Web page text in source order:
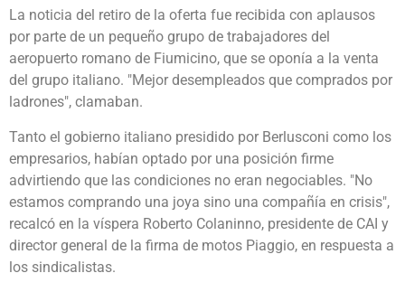
La noticia del retiro de la oferta fue recibida con aplausos
por parte de un pequeño grupo de trabajadores del
aeropuerto romano de Fiumicino, que se oponía a la venta
del grupo italiano. "Mejor desempleados que comprados por
ladrones", clamaban.
Tanto el gobierno italiano presidido por Berlusconi como los
empresarios, habían optado por una posición firme
advirtiendo que las condiciones no eran negociables. "No
estamos comprando una joya sino una compañía en crisis",
recalcó en la víspera Roberto Colaninno, presidente de CAI y
director general de la firma de motos Piaggio, en respuesta a
los sindicalistas.